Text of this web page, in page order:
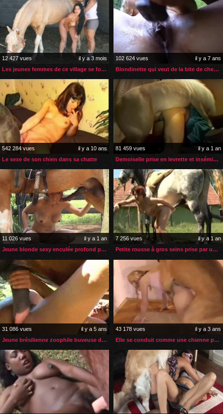
12 427 vues
il y a 3 mois
Les jeunes femmes de ce village se font déflorer par un cheval
102 624 vues
il y a 7 ans
Blondinette qui veut de la bite de cheval dans sa chatte
542 284 vues
il y a 10 ans
Le sexe de son chien dans sa chatte
81 459 vues
il y a 1 an
Demoiselle prise en levrette et inséminée par son poney
11 026 vues
il y a 1 an
Jeune blonde sexy enculée profond par son cheval
7 256 vues
il y a 1 an
Petite rousse à gros seins prise par une grosse bite de cheval
31 086 vues
il y a 5 ans
Jeune brésilienne zoophile buveuse de sperme de cheval
43 178 vues
il y a 3 ans
Elle se conduit comme une chienne pour que son chien la baise